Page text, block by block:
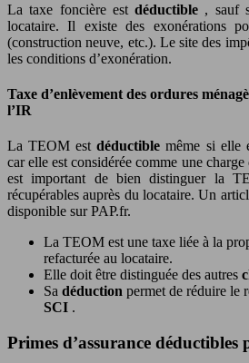
La taxe foncière est déductible , sauf
locataire. Il existe des exonérations
(construction neuve, etc.). Le site des
les conditions d’exonération.
Taxe d’enlèvement des ordures
l’IR
La TEOM estdéductiblemême si elle
car elle est considérée comme une
est important de bien distinguer la
récupérables auprès du locataire. Un
disponible sur PAP.fr.
La TEOM est une taxe liée à la
refacturée au locataire.
Elle doit être distinguée des autres
Sa déduction permet de réduire le
SCI .
Primes d’assurance déductibles